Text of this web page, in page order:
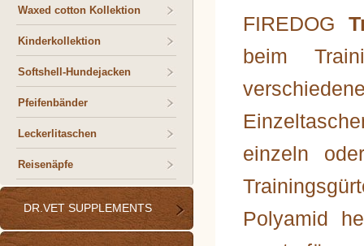
Waxed cotton Kollektion
Kinderkollektion
Softshell-Hundejacken
Pfeifenbänder
Leckerlitaschen
Reisenäpfe
DR.VET SUPPLEMENTS
FIREDOG
beim
einzeln
Polyamid